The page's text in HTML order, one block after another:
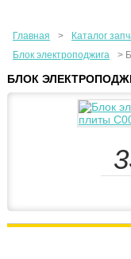
Главная > Каталог
Блок электроподжига
>
БЛОК